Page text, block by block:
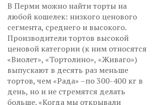
В Перми можно найти торты на
любой кошелек: низкого ценового
сегмента, среднего и высокого.
Производители тортов высокой
ценовой категории (к ним относятся
«Виолет», «Тортолино», «Живаго»)
выпускают в десять раз меньше
тортов, чем «Рада» –по 300-400 кг в
день, но и не стремятся делать
больше. «Когда мы открывали